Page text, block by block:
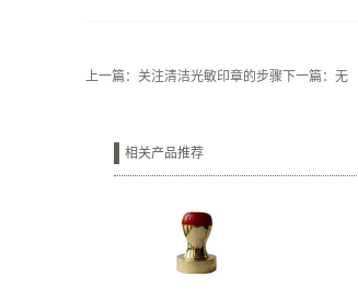
上一篇：关注清洁光敏印章的步骤 下一篇：无
相关产品推荐